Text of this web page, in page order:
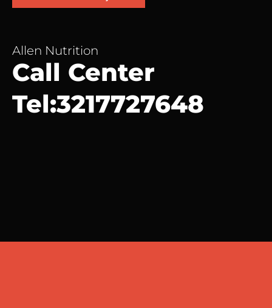
Allen Nutrition
Call Center
Tel:3217727648